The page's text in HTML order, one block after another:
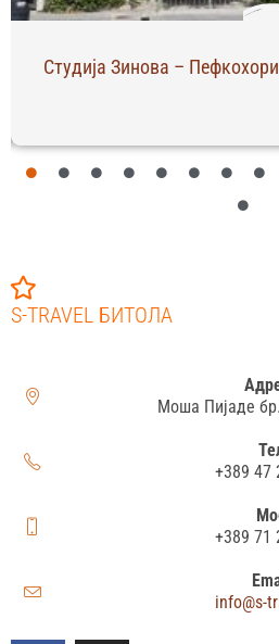
Студија Зинова –
S-TRAVEL БИТОЛА
Моша Пијаде
+389 47
+389 71
info@s-